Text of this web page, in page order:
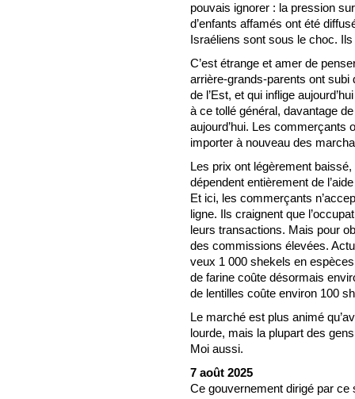
pouvais ignorer : la pression
d’enfants affamés ont été
Israéliens sont sous le choc.
C’est étrange et amer de
arrière-grands-parents ont
de l’Est, et qui inflige
à ce tollé général, davantage
aujourd’hui. Les commerçants
importer à nouveau des
Les prix ont légèrement
dépendent entièrement de
Et ici, les commerçants
ligne. Ils craignent que
leurs transactions. Mais pour
des commissions élevées.
veux 1 000 shekels en
de farine coûte désormais
de lentilles coûte environ 100
Le marché est plus animé
lourde, mais la plupart des
Moi aussi.
7 août 2025
Ce gouvernement dirigé par